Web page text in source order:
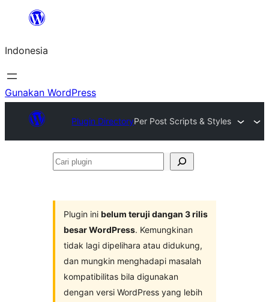
Lewati
konten
Indonesia
Gunakan WordPress
Plugin DirectoryPer Post Scripts & Styles
Cari
Plugin ini belum teruji dangan 3 rilis
besar WordPress. Kemungkinan
tidak lagi dipelihara atau didukung,
dan mungkin menghadapi masalah
kompatibilitas bila digunakan
dengan versi WordPress yang lebih